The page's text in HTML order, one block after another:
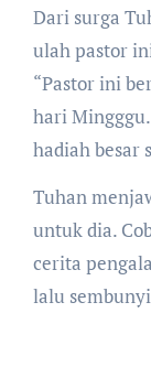
Dari surga
ulah pastor
“Pastor ini
hari
hadiah besar
Tuhan
untuk dia.
cerita
lalu